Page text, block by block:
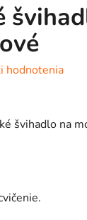
hodnotenia
švihadlo na